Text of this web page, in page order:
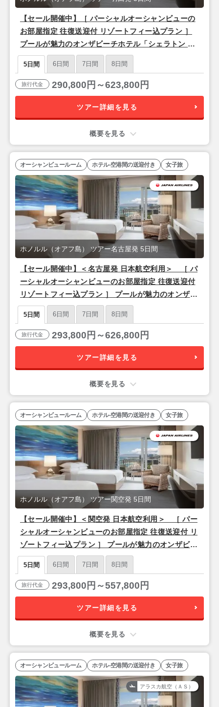
【セール開催中】［ パーシャルオーシャンビューの
お部屋指定 往復送迎付 リゾートフィー込プラン ］
プールが魅力のオンザビーチホテル「シェラトン ワ
イキキ」泊 ＜羽田発・アラスカ航空（ハワイアンブ
ランド便）利用＞ 3泊5日間
5日間 6日間 7日間 8日間
旅行代金 290,800円～623,800円
ツアー詳細を見る
概要を見る
【セール開催中】＜名古屋発 日本航空利用＞ ［ パ
ーシャルオーシャンビューのお部屋指定 往復送迎付
リゾートフィー込プラン ］ プールが魅力のオンザビ
ーチホテル「シェラトン ワイキキ」泊 3泊5日間
ホノルル（オアフ島） ツアー名古屋発 5日間
オーシャンビュールーム ホテル-空港間の送迎付き 女子旅
5日間 6日間 7日間 8日間
旅行代金 293,800円～626,800円
ツアー詳細を見る
概要を見る
【セール開催中】＜関空発 日本航空利用＞ ［ パー
シャルオーシャンビューのお部屋指定 往復送迎付 リ
ゾートフィー込プラン ］ プールが魅力のオンザビー
チホテル「シェラトン ワイキキ」泊 3泊5日間
ホノルル（オアフ島） ツアー関空発 5日間
オーシャンビュールーム ホテル-空港間の送迎付き 女子旅
5日間 6日間 7日間 8日間
旅行代金 293,800円～557,800円
ツアー詳細を見る
概要を見る
アラスカ航空（ＡＳ）
オーシャンビュールーム ホテル-空港間の送迎付き 女子旅